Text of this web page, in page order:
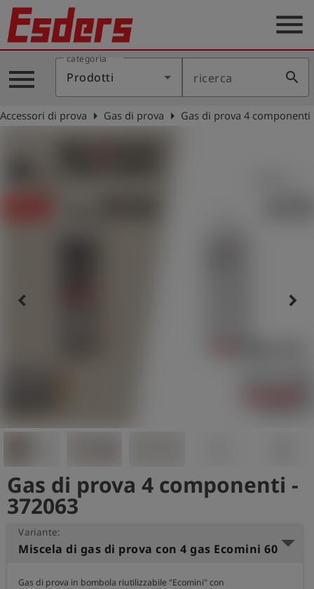
Prodotti
Applicazione
Assistenza
menu
menu
categoria
Prodotti ricerca search
Accessori di prova arrow_right Gas di prova arrow_right Gas di prova 4 componenti
keyboard_arrow_left keyboard_arrow_right
Gas di prova 4 componenti -
372063
Variante:
Miscela di gas di prova con 4 gas Ecomini 60
Gas di prova in bombola riutilizzabile "Ecomini" con